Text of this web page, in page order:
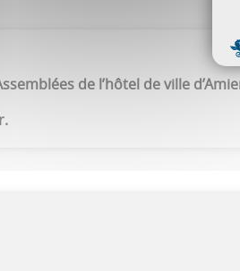
de l’hôtel de ville